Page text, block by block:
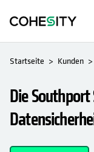
Startseite Kunden
Die